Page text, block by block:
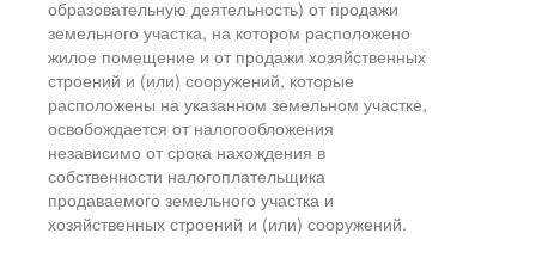
образовательную деятельность) от продажи
земельного участка, на котором расположено
жилое помещение и от продажи хозяйственных
строений и (или) сооружений, которые
расположены на указанном земельном участке,
освобождается от налогообложения
независимо от срока нахождения в
собственности налогоплательщика
продаваемого земельного участка и
хозяйственных строений и (или) сооружений.